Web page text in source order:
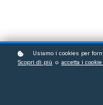
Usiamo i cookies per
Scopri di più o accetta i